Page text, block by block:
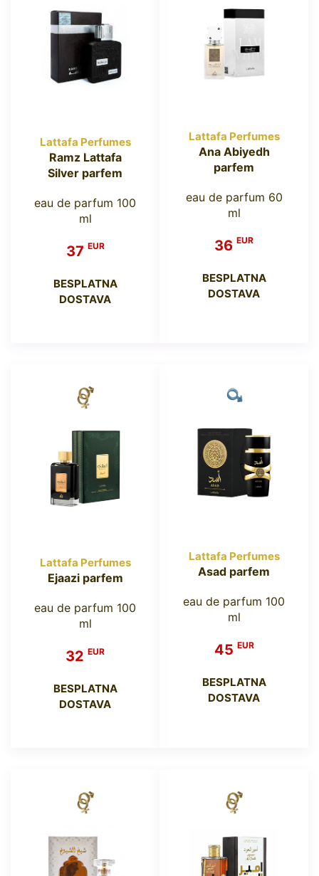
Lattafa Perfumes
Ramz Lattafa
Silver parfem
eau de parfum 100
ml
37 EUR
BESPLATNA
DOSTAVA
Lattafa Perfumes
Ana Abiyedh
parfem
eau de parfum 60
ml
36 EUR
BESPLATNA
DOSTAVA
Lattafa Perfumes
Ejaazi parfem
eau de parfum 100
ml
32 EUR
BESPLATNA
DOSTAVA
Lattafa Perfumes
Asad parfem
eau de parfum 100
ml
45 EUR
BESPLATNA
DOSTAVA